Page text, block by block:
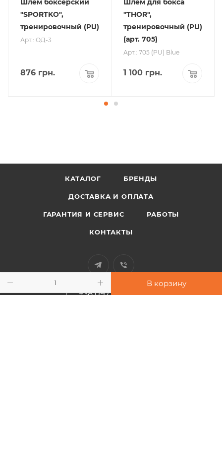
В корзину
Шлем боксерский
"SPORTKO",
тренировочный (PU)
Арт.: ОД-3
876 грн.
Шлем для бокса
"THOR",
тренировочный (PU)
(арт. 705)
Арт.: 705 (PU) Blue
1 100 грн.
КАТАЛОГ БРЕНДЫ
ДОСТАВКА И ОПЛАТА
ГАРАНТИЯ И СЕРВИС РАБОТЫ
КОНТАКТЫ
+38 097 948 33 91